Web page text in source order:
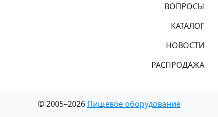
ВОПРОСЫ
КАТАЛОГ
НОВОСТИ
РАСПРОДАЖА
© 2005–2026 Пищевое оборудование